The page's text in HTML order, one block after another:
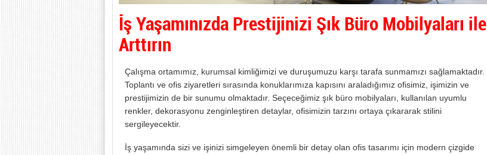
İş Yaşamınızda Prestijinizi Şık Büro Mobilyaları ile
Arttırın
Çalışma ortamımız, kurumsal kimliğimizi ve duruşumuzu karşı tarafa sunmamızı sağlamaktadır.
Toplantı ve ofis ziyaretleri sırasında konuklarımıza kapısını araladığımız ofisimiz, işimizin ve
prestijimizin de bir sunumu olmaktadır. Seçeceğimiz şık büro mobilyaları, kullanılan uyumlu
renkler, dekorasyonu zenginleştiren detaylar, ofisimizin tarzını ortaya çıkararak stilini
sergileyecektir.
İş yaşamında sizi ve işinizi simgeleyen önemli bir detay olan ofis tasarımı için modern çizgide